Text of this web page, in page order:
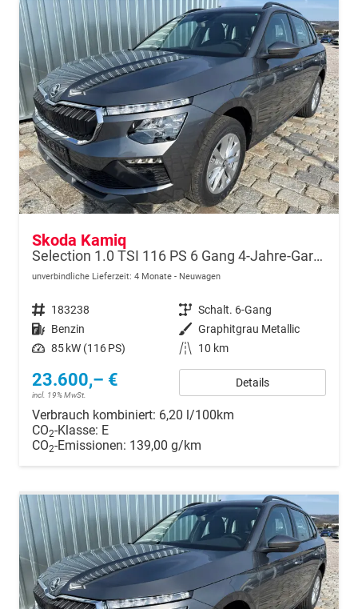
Skoda Kamiq
Selection 1.0 TSI 116 PS 6 Gang 4-Jahre-Garantie-Anhängerkupplung schwenkbar-Kessy-16" Alu-2-Zonen-Climatronic-Tempomat-LED-AppleCarPlay-AndroidAuto-Rückfahrkamera-2xPDC
unverbindliche Lieferzeit: 4 Monate Neuwagen
Fahrzeugnr. 183238 Getriebe Schalt. 6-Gang
Kraftstoff Benzin Außenfarbe Graphitgrau Metallic
Leistung 85 kW (116 PS) Kilometerstand 10 km
23.600,– €
incl. 19% MwSt.
Details
Verbrauch kombiniert: 6,20 l/100km
CO2-Klasse: E
CO2-Emissionen: 139,00 g/km